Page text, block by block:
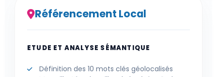
Référencement Local
ETUDE ET ANALYSE SÉMANTIQUE
Définition des 10 mots clés géolocalisés